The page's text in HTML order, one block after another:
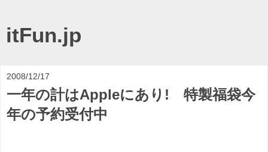
itFun.jp
2008/12/17
一年の計はAppleにあり! 特製福袋今
年の予約受付中